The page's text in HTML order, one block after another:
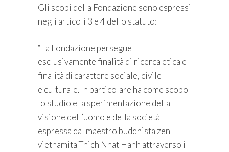
Gli scopi della Fondazione sono espressi
negli articoli 3 e 4 dello statuto:
“La Fondazione persegue
esclusivamente finalità di ricerca etica e
finalità di carattere sociale, civile
e culturale. In particolare ha come scopo
lo studio e la sperimentazione della
visione dell’uomo e della società
espressa dal maestro buddhista zen
vietnamita Thich Nhat Hanh attraverso i